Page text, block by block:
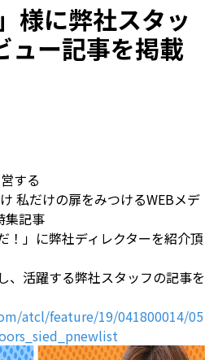
様に弊社スタッ
ュー記事を掲載
する
私だけの扉をみつけるWEBメデ
集記事
！」に弊社ディレクターを紹介頂
、活躍する弊社スタッフの記事を
atcl/feature/19/041800014/05